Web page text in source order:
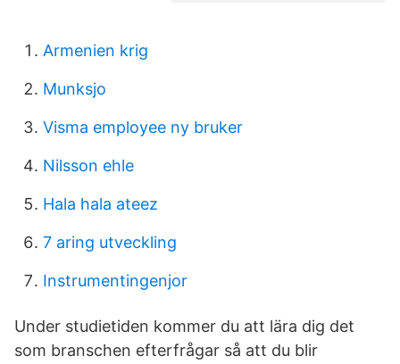
Armenien krig
Munksjo
Visma employee ny bruker
Nilsson ehle
Hala hala ateez
7 aring utveckling
Instrumentingenjor
Under studietiden kommer du att lära dig det
som branschen efterfrågar så att du blir